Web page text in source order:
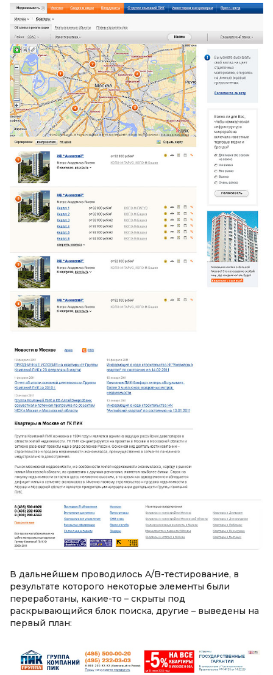
В дальнейшем проводилось A/B-тестирование, в
результате которого некоторые элементы были
переработаны, какие-то – скрыты под
раскрывающийся блок поиска, другие – выведены на
первый план: